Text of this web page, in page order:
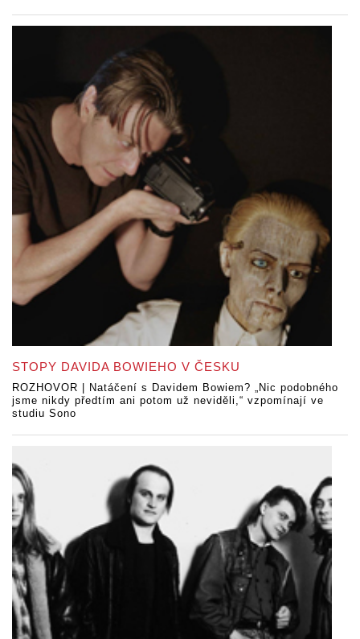
STOPY DAVIDA BOWIEHO V ČESKU
ROZHOVOR | Natáčení s Davidem Bowiem? „Nic podobného
jsme nikdy předtím ani potom už neviděli,“ vzpomínají ve
studiu Sono